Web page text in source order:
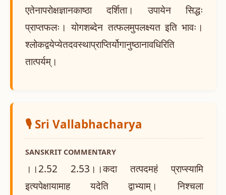
एतेनापरोक्षज्ञानकाष्ठा दर्शिता। उपायेन सिद्धः
प्राप्तफलः। योगशब्देन तत्फलमुपलक्ष्यत इति भावः।
श्लोकद्वयेप्येतदवस्थाप्राप्तिर्योगानुष्ठानावधिरिति
तात्पर्यम्।
🎙️ Sri Vallabhacharya
SANSKRIT COMMENTARY
।।2.52 2.53।।कदा तत्पदमहं प्राप्स्यामि
इत्यपेक्षायामाह यदेति द्वाभ्याम्। निश्चला